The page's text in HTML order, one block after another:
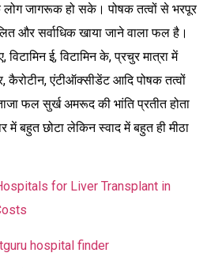
जागरूक हो सके। पोषक तत्वों से भरपूर
और सर्वाधिक खाया जाने वाला फल है।
ई, विटामिन के, प्रचुर मात्रा में
एंटीऑक्सीडेंट आदि पोषक तत्वों
फल सुर्ख अमरूद की भांति प्रतीत होता
बहुत छोटा लेकिन स्वाद में बहुत ही मीठा
for Liver Transplant in
hospital finder